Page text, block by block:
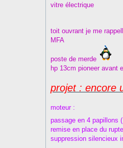
vitre électrique
toit ouvrant je me
MFA
poste de merde
hp 13cm pioneer avant
projet : encore
moteur :
passage en 4 papillons
remise en place du
suppression silencieux